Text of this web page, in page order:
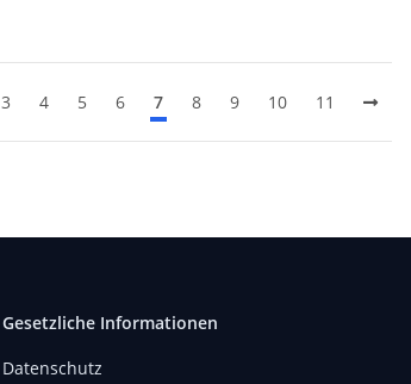
3 4 5 6 7 8 9 10 11
Gesetzliche Informationen
Datenschutz